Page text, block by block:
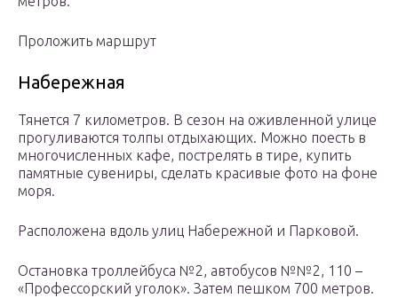
Проложить маршрут
Набережная
Тянется 7 километров. В сезон на оживленной улице
прогуливаются толпы отдыхающих. Можно поесть в
многочисленных кафе, пострелять в тире, купить
памятные сувениры, сделать красивые фото на фоне
моря.
Расположена вдоль улиц Набережной и Парковой.
Остановка троллейбуса №2, автобусов №№2, 110 –
«Профессорский уголок». Затем пешком 700 метров.